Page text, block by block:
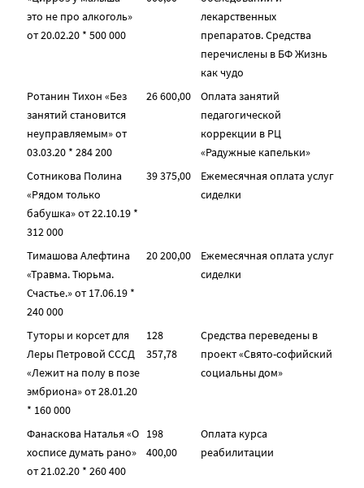
это не про алкоголь»
от 20.02.20 * 500 000
лекарственных
препаратов. Средства
перечислены в БФ Жизнь
как чудо
Ротанин Тихон «Без
занятий становится
неуправляемым» от
03.03.20 * 284 200
26 600,00
Оплата занятий
педагогической
коррекции в РЦ
«Радужные капельки»
Сотникова Полина
«Рядом только
бабушка» от 22.10.19 *
312 000
39 375,00
Ежемесячная оплата услуг
сиделки
Тимашова Алефтина
«Травма. Тюрьма.
Счастье.» от 17.06.19 *
240 000
20 200,00
Ежемесячная оплата услуг
сиделки
Туторы и корсет для
Леры Петровой СССД
«Лежит на полу в позе
эмбриона» от 28.01.20
* 160 000
128
357,78
Средства переведены в
проект «Свято-софийский
социальны дом»
Фанаскова Наталья «О
хосписе думать рано»
от 21.02.20 * 260 400
198
400,00
Оплата курса
реабилитации